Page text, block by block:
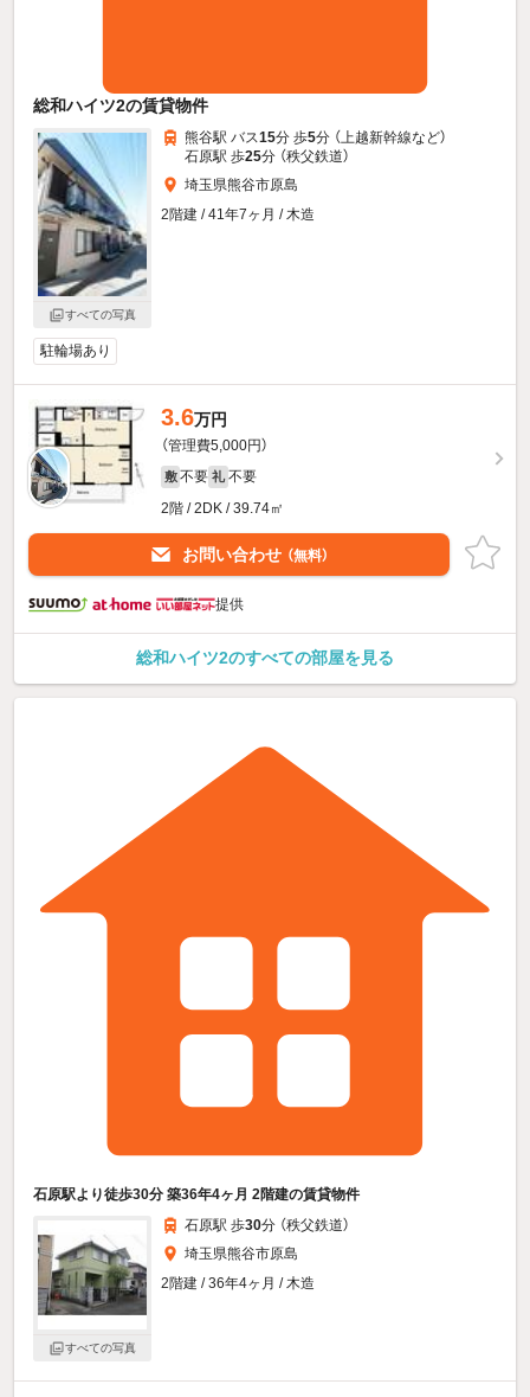
総和ハイツ2の賃貸物件
すべての写真
熊谷駅 バス15分 歩5分 （上越新幹線など）
石原駅 歩25分 （秩父鉄道）
埼玉県熊谷市原島
2階建 / 41年7ヶ月 / 木造
駐輪場あり
3.6万円
（管理費5,000円）
敷 不要 礼 不要
2階 / 2DK / 39.74㎡
お問い合わせ （無料）
提供
総和ハイツ2のすべての部屋を見る
石原駅より徒歩30分 築36年4ヶ月 2階建の賃貸物件
すべての写真
石原駅 歩30分 （秩父鉄道）
埼玉県熊谷市原島
2階建 / 36年4ヶ月 / 木造